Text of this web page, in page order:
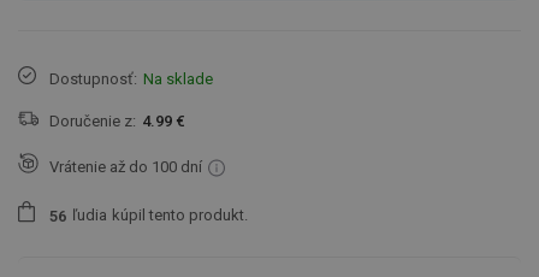
Dostupnosť: Na sklade
Doručenie z: 4.99 €
Vrátenie až do 100 dní
56 ľudia kúpil tento produkt.